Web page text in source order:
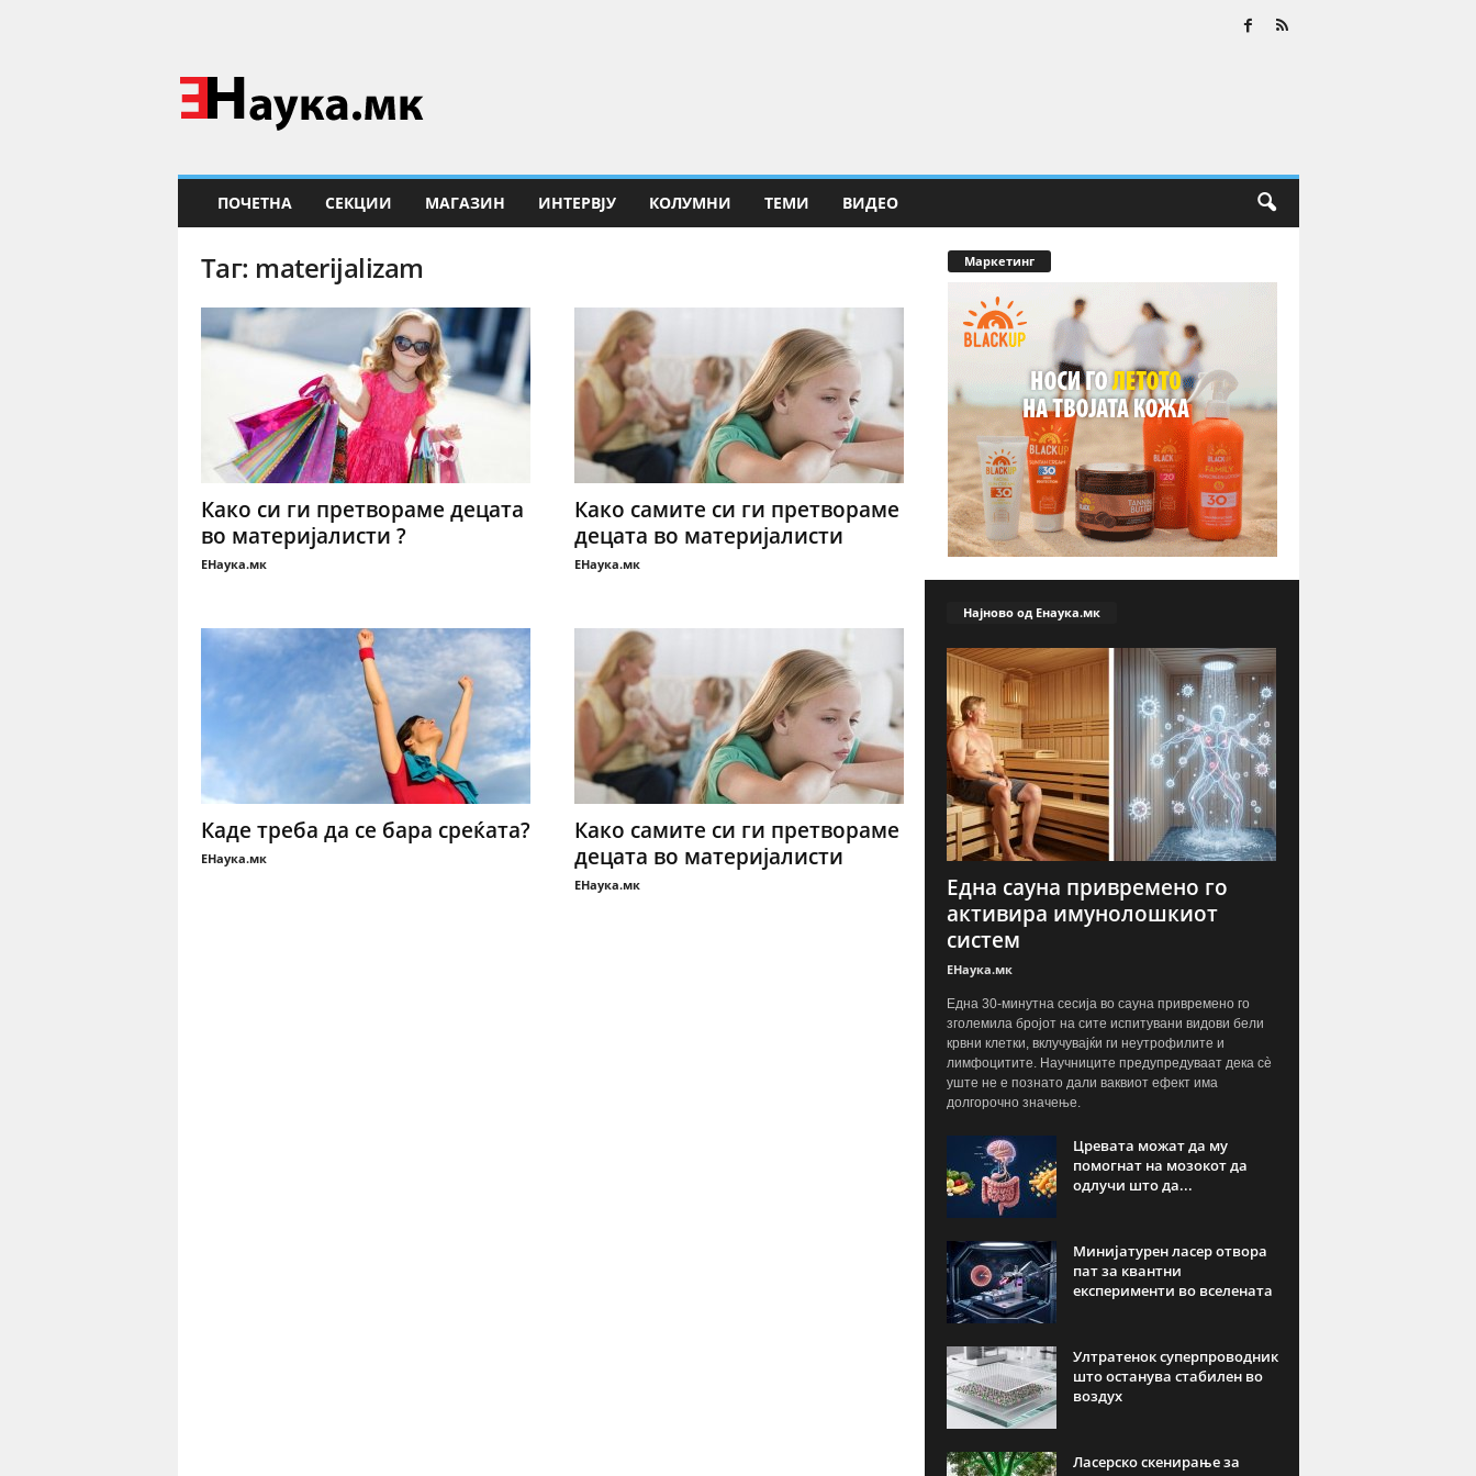
Н
а
у
ПОЧЕТНА СЕКЦИИ МАГАЗИН ИНТЕРВЈУ КОЛУМНИ ТЕМИ ВИДЕО
Таг: materijalizam
Како си ги претвораме децата
во материјалисти ?
ЕНаука.мк
Како самите си ги претвораме
децата во материјалисти
ЕНаука.мк
Каде треба да се бара среќата?
ЕНаука.мк
Како самите си ги претвораме
децата во материјалисти
ЕНаука.мк
Маркетинг
Најново од Енаука.мк
Една сауна привремено го
активира имунолошкиот
систем
ЕНаука.мк
Една 30-минутна сесија во сауна привремено го
зголемила бројот на сите испитувани видови бели
крвни клетки, вклучувајќи ги неутрофилите и
лимфоцитите. Научниците предупредуваат дека сè
уште не е познато дали ваквиот ефект има
долгорочно значење.
Цревата можат да му
помогнат на мозокот да
одлучи што да...
Минијатурен ласер отвора
пат за квантни
експерименти во вселената
Ултратенок суперпроводник
што останува стабилен во
воздух
Ласерско скенирање за